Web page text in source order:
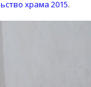
храма 2015.